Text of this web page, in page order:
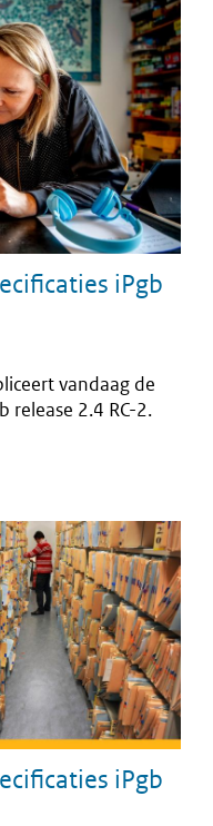
iPgb
vandaag de
release 2.4 RC-2.
iPgb